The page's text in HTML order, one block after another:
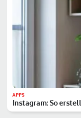
APPS
Instagram: So